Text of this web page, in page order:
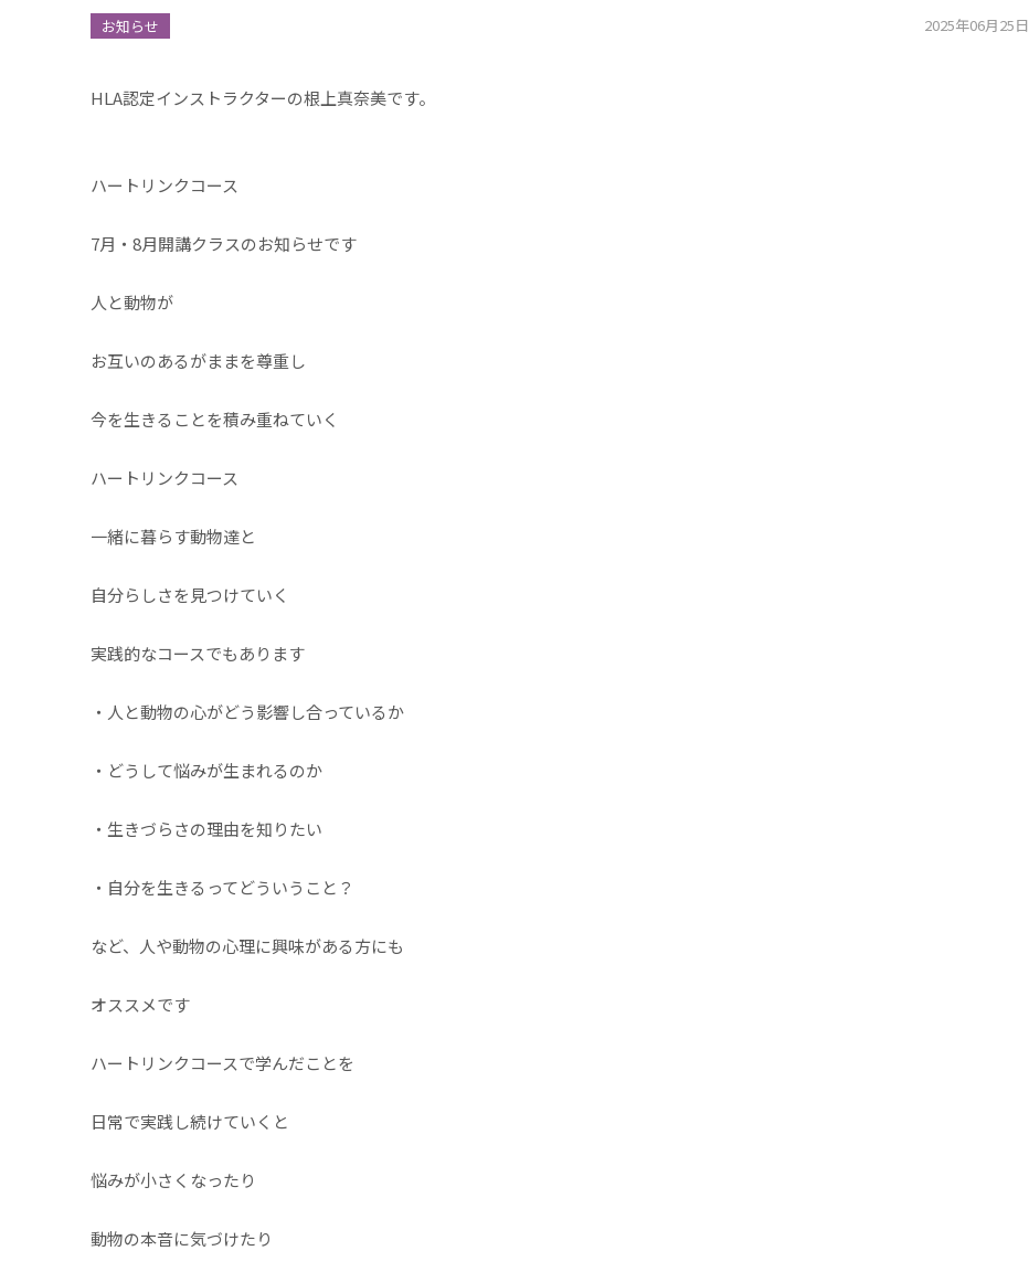
お知らせ 2025年06月25日
HLA認定インストラクターの根上真奈美です。
ハートリンクコース
7月・8月開講クラスのお知らせです
人と動物が
お互いのあるがままを尊重し
今を生きることを積み重ねていく
ハートリンクコース
一緒に暮らす動物達と
自分らしさを見つけていく
実践的なコースでもあります
・人と動物の心がどう影響し合っているか
・どうして悩みが生まれるのか
・生きづらさの理由を知りたい
・自分を生きるってどういうこと？
など、人や動物の心理に興味がある方にも
オススメです
ハートリンクコースで学んだことを
日常で実践し続けていくと
悩みが小さくなったり
動物の本音に気づけたり